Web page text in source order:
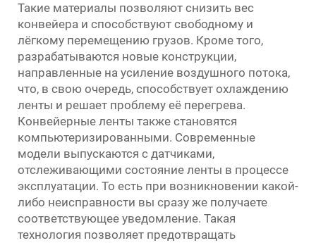
Такие материалы позволяют снизить вес
конвейера и способствуют свободному и
лёгкому перемещению грузов. Кроме того,
разрабатываются новые конструкции,
направленные на усиление воздушного потока,
что, в свою очередь, способствует охлаждению
ленты и решает проблему её перегрева.
Конвейерные ленты также становятся
компьютеризированными. Современные
модели выпускаются с датчиками,
отслеживающими состояние ленты в процессе
эксплуатации. То есть при возникновении какой-
либо неисправности вы сразу же получаете
соответствующее уведомление. Такая
технология позволяет предотвращать